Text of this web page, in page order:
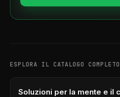
ESPLORA IL CATALOGO
Soluzioni per la mente e il